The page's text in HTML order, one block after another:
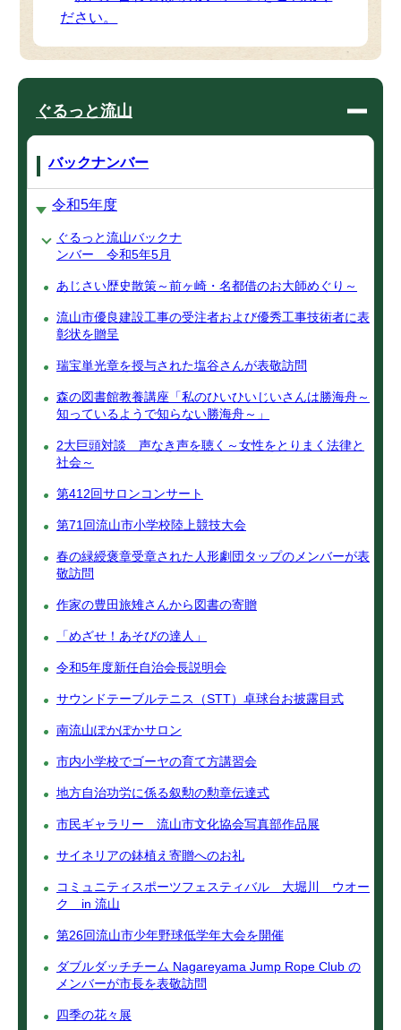
ださい。
ぐるっと流山
バックナンバー
令和5年度
ぐるっと流山バックナ
ンバー 令和5年5月
あじさい歴史散策～前ヶ崎・名都借のお大師めぐり～
流山市優良建設工事の受注者および優秀工事技術者に表
彰状を贈呈
瑞宝単光章を授与された塩谷さんが表敬訪問
森の図書館教養講座「私のひいひいじいさんは勝海舟～
知っているようで知らない勝海舟～」
2大巨頭対談 声なき声を聴く～女性をとりまく法律と
社会～
第412回サロンコンサート
第71回流山市小学校陸上競技大会
春の緑綬褒章受章された人形劇団タップのメンバーが表
敬訪問
作家の豊田旅雉さんから図書の寄贈
「めざせ！あそびの達人」
令和5年度新任自治会長説明会
サウンドテーブルテニス（STT）卓球台お披露目式
南流山ぽかぽかサロン
市内小学校でゴーヤの育て方講習会
地方自治功労に係る叙勲の勲章伝達式
市民ギャラリー 流山市文化協会写真部作品展
サイネリアの鉢植え寄贈へのお礼
コミュニティスポーツフェスティバル 大堀川 ウオー
ク in 流山
第26回流山市少年野球低学年大会を開催
ダブルダッチチーム Nagareyama Jump Rope Club の
メンバーが市長を表敬訪問
四季の花々展